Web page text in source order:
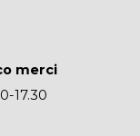
merci
17.30